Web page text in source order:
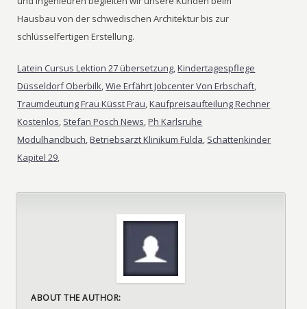
Hausbau von der schwedischen Architektur bis zur
schlüsselfertigen Erstellung.
Latein Cursus Lektion 27 übersetzung,Kindertagespflege
Düsseldorf Oberbilk,Wie Erfährt Jobcenter Von Erbschaft,
Traumdeutung Frau Küsst Frau,Kaufpreisaufteilung Rechner
Kostenlos, Stefan Posch News,Ph Karlsruhe
Modulhandbuch,Betriebsarzt Klinikum Fulda, Schattenkinder
Kapitel 29,
ABOUT THE AUTHOR: